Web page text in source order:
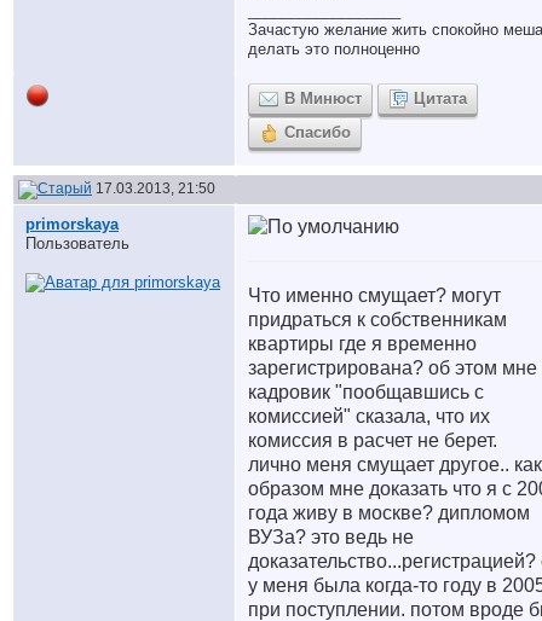
Зачастую желание жить спокойно
делать это полноценно
В Минюст
Цитата
Спасибо
17.03.2013, 21:50
primorskaya
Пользователь
Что именно смущает? могут
придраться к собственникам
квартиры где я временно
зарегистрирована? об этом мне
кадровик "пообщавшись с
комиссией" сказала, что их
комиссия в расчет не берет.
лично меня смущает другое..
образом мне доказать что я с
года живу в москве? дипломом
ВУЗа? это ведь не
доказательство...регистрацией?
у меня была когда-то году в
при поступлении. потом вроде